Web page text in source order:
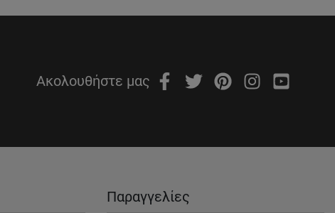
Ακολουθήστε μας
Παραγγελίες